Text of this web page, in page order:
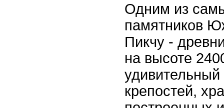
Одним из
памятников
Пикчу -
на высоте
удивительный
крепостей,